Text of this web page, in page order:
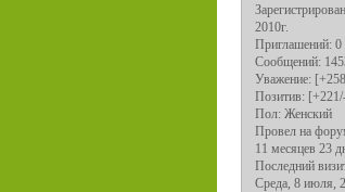
Зарегистрирован
2010г.
Приглашений: 0
Сообщений:
Уважение:
Позитив:
Пол: Женский
Провел на
11 месяцев 23
Последний
Среда, 8 июля,